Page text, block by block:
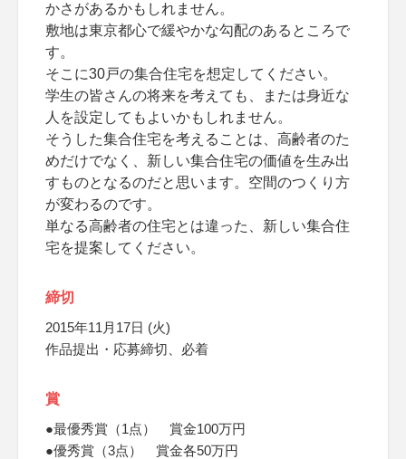
かさがあるかもしれません。
敷地は東京都心で緩やかな勾配のあるところで
す。
そこに30戸の集合住宅を想定してください。
学生の皆さんの将来を考えても、または身近な
人を設定してもよいかもしれません。
そうした集合住宅を考えることは、高齢者のた
めだけでなく、新しい集合住宅の価値を生み出
すものとなるのだと思います。空間のつくり方
が変わるのです。
単なる高齢者の住宅とは違った、新しい集合住
宅を提案してください。
締切
2015年11月17日 (火)
作品提出・応募締切、必着
賞
●最優秀賞（1点） 賞金100万円
●優秀賞（3点） 賞金各50万円